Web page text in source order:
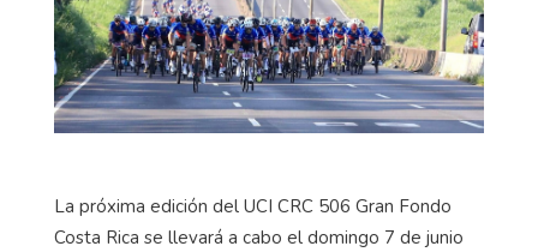
La próxima edición del UCI CRC 506 Gran Fondo
Costa Rica se llevará a cabo el domingo 7 de junio